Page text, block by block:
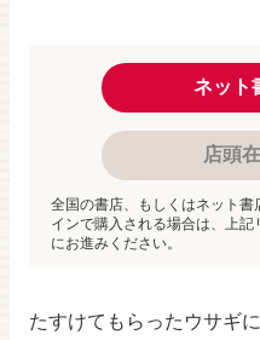
たすけてもらったウサギ
ネット
店頭
全国の書店、もしくはネット
インで購入される場合は、上
にお進みください。